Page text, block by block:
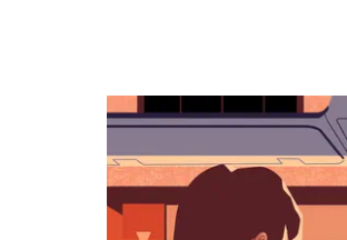
выбрать
дату.
закрыть
календарь,
нажмите
Esc.